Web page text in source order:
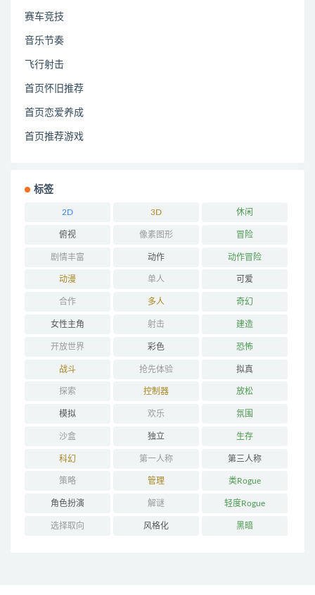
赛车竞技
音乐节奏
飞行射击
首页怀旧推荐
首页恋爱养成
首页推荐游戏
标签
2D 3D 休闲
俯视 像素图形 冒险
剧情丰富 动作 动作冒险
动漫 单人 可爱
合作 多人 奇幻
女性主角 射击 建造
开放世界 彩色 恐怖
战斗 抢先体验 拟真
探索 控制器 放松
模拟 欢乐 氛围
沙盒 独立 生存
科幻 第一人称 第三人称
策略 管理 类Rogue
角色扮演 解谜 轻度Rogue
选择取向 风格化 黑暗